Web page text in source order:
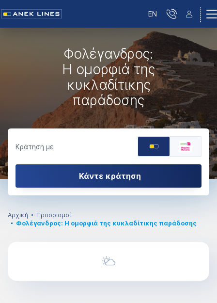
EN
Φολέγανδρος:
Η ομορφιά της
κυκλαδίτικης
παράδοσης
Κράτηση με
Κάντε κράτηση
Αρχική
Προορισμοί
Φολέγανδρος: Η ομορφιά της κυκλαδίτικης παράδοσης